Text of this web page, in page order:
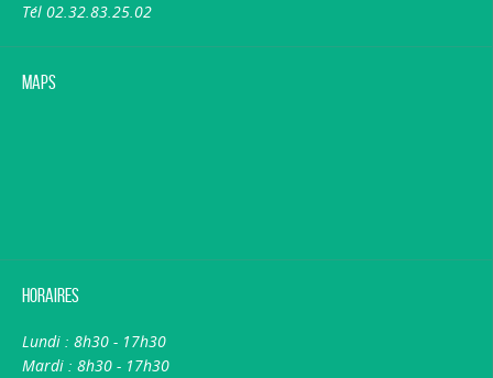
Tél 02.32.83.25.02
Maps
Horaires
Lundi : 8h30 - 17h30
Mardi : 8h30 - 17h30